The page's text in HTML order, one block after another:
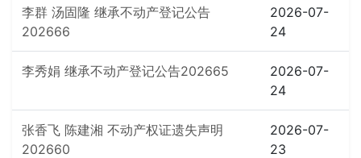
李群 汤固隆 继承不动产登记公告
202666
2026-07-
24
李秀娟 继承不动产登记公告202665
2026-07-
24
张香飞 陈建湘 不动产权证遗失声明
202660
2026-07-
23